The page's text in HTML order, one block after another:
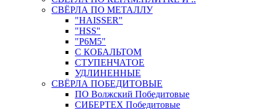
СВЁРЛА ПО МЕТАЛЛУ
"HAISSER"
"HSS"
"Р6М5"
С КОБАЛЬТОМ
СТУПЕНЧАТОЕ
УДЛИНЕННЫЕ
СВЁРЛА ПОБЕДИТОВЫЕ
ПО Волжский Победитовые
СИБЕРТЕХ Победитовые